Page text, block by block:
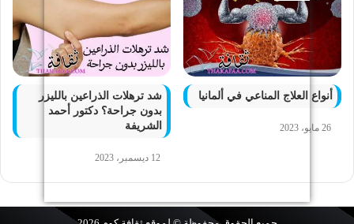
أنواع العلاج المناعي في ألمانيا
26 مايو، 2023
شد ترهلات الذراعين بالليزر
بدون جراحة؟ دكتور أحمد
الشريفة
12 ديسمبر، 2023